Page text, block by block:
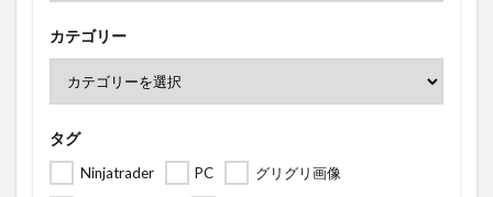
カテゴリー
タグ
Ninjatrader PC
グリグリ画像